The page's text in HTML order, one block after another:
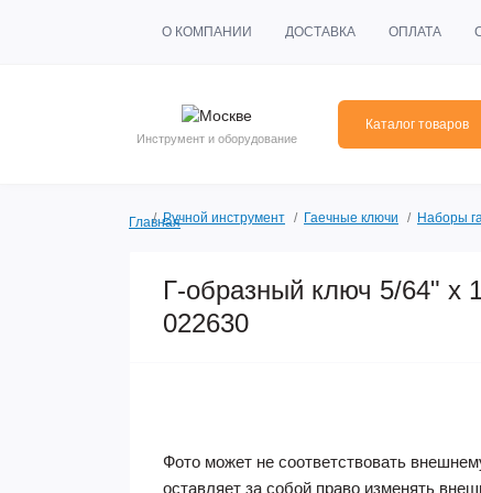
О КОМПАНИИ ДОСТАВКА ОПЛАТА
Инструмент и оборудование
Каталог товаров
ГлавнаяРучной инструмент Гаечные ключи Наборы
Г-образный ключ 5/64" x
022630
Фото может не соответствовать
оставляет за собой право изменять